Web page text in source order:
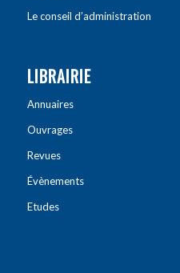
Le conseil d’administration
LIBRAIRIE
Annuaires
Ouvrages
Revues
Évènements
Etudes